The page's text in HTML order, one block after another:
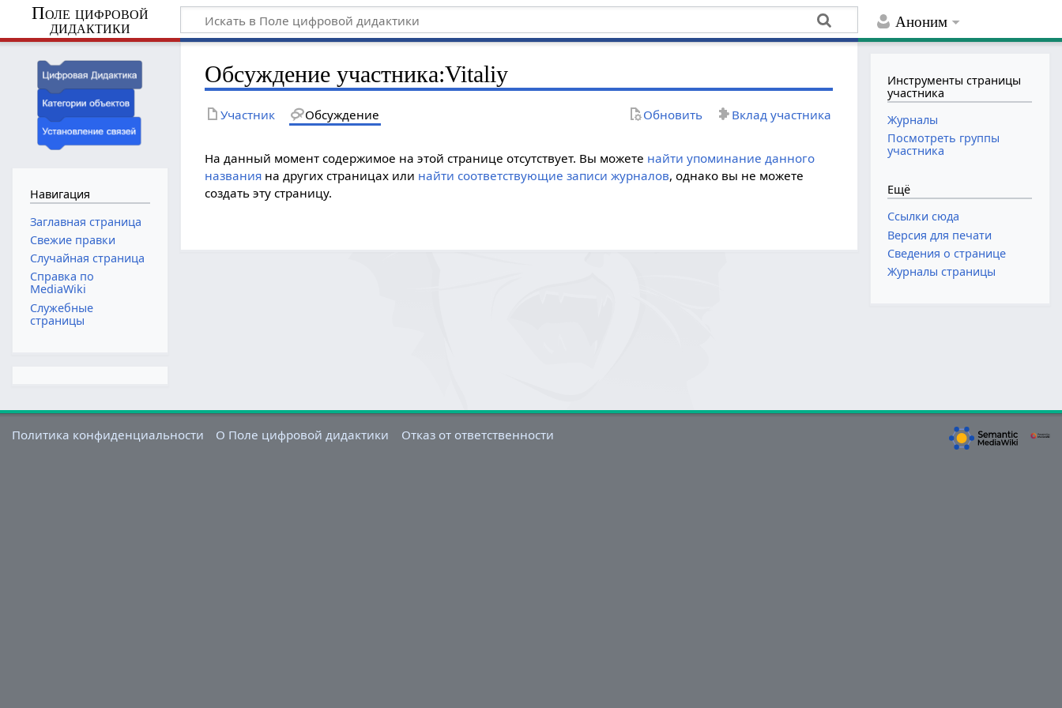
Аноним
Поле цифровой
дидактики
Обсуждение участника:Vitaliy
Участник Обсуждение Обновить Вклад участника
На данный момент содержимое на этой странице отсутствует. Вы можете найти упоминание данного
названия на других страницах или найти соответствующие записи журналов, однако вы не можете
создать эту страницу.
Навигация
Заглавная страница
Свежие правки
Случайная страница
Справка по
MediaWiki
Служебные
страницы
Инструменты страницы
участника
Журналы
Посмотреть группы
участника
Ещё
Ссылки сюда
Версия для печати
Сведения о странице
Журналы страницы
Политика конфиденциальности О Поле цифровой дидактики Отказ от ответственности